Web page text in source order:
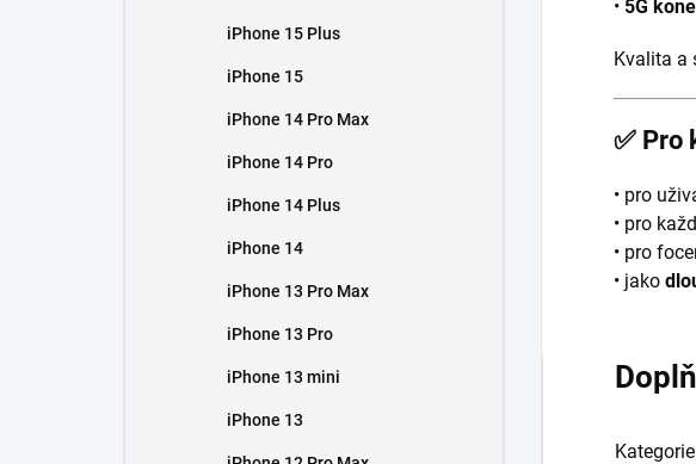
iPhone 15 Plus
iPhone 15
iPhone 14 Pro Max
iPhone 14 Pro
iPhone 14 Plus
iPhone 14
iPhone 13 Pro Max
iPhone 13 Pro
iPhone 13 mini
iPhone 13
• 5G
Kvalita a
✅ Pro
• pro
• pro
• pro
• jako
Kategorie